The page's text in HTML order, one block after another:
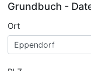
Grundbuch -
Ort